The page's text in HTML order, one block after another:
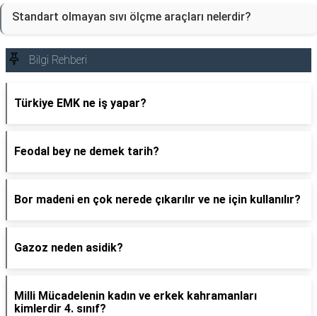
Standart olmayan sıvı ölçme araçları nelerdir?
Bilgi Rehberi
Türkiye EMK ne iş yapar?
Feodal bey ne demek tarih?
Bor madeni en çok nerede çıkarılır ve ne için kullanılır?
Gazoz neden asidik?
Milli Mücadelenin kadın ve erkek kahramanları
kimlerdir 4. sınıf?